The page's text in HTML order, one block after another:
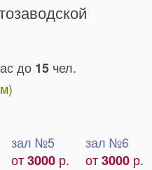
до 15 чел.
зал №5
от3000 р.
зал №6
от3000 р.